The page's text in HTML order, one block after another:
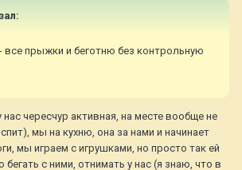
все прыжки и беготню без контрольную
чересчур активная, на месте вообще не
мы на кухню, она за нами и начинает
мы играем с игрушками, но просто так ей
бегать с ними, отнимать у нас (я знаю, что в